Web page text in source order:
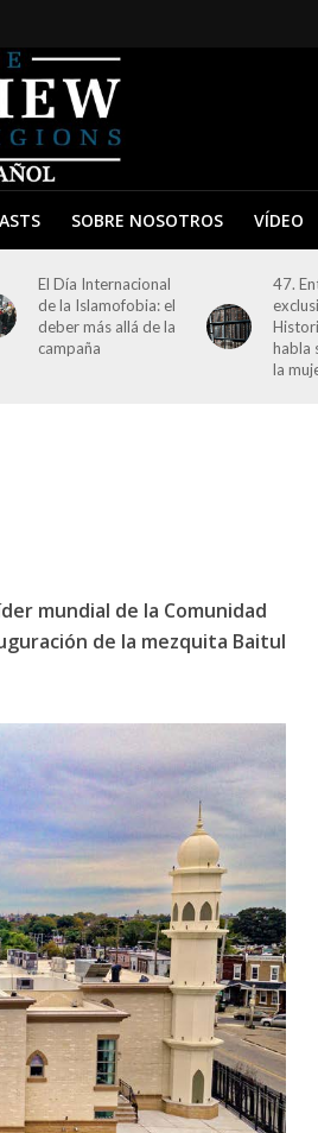
SOBRE NOSOTROS VÍDEO
El Día Internacional
de la Islamofobia: el
deber más allá de la
campaña
47.
habla
la
mundial de la Comunidad
de la mezquita Baitul